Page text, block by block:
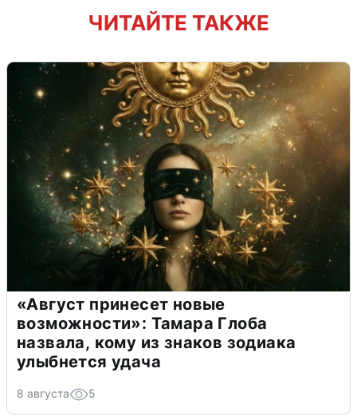
ЧИТАЙТЕ ТАКЖЕ
«Август принесет новые
возможности»: Тамара Глоба
назвала, кому из знаков зодиака
улыбнется удача
8 августа 5